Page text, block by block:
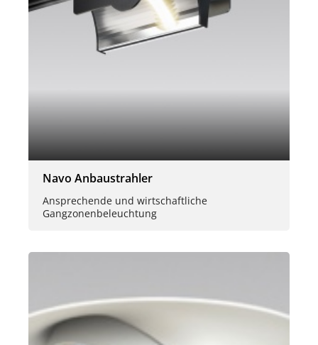
Navo Anbaustrahler
Ansprechende und wirtschaftliche
Gangzonenbeleuchtung